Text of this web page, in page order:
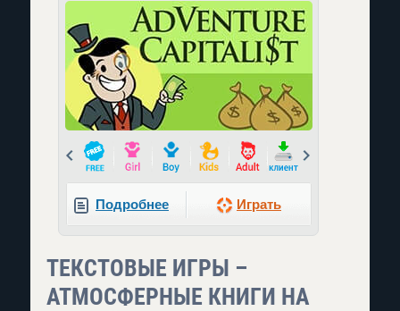
Prev
Подробнее Играть
ТЕКСТОВЫЕ ИГРЫ –
АТМОСФЕРНЫЕ КНИГИ НА